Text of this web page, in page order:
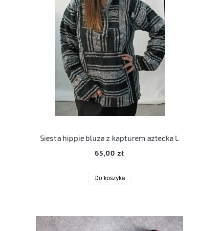
Siesta hippie bluza z kapturem aztecka L
65,00 zł
Do koszyka